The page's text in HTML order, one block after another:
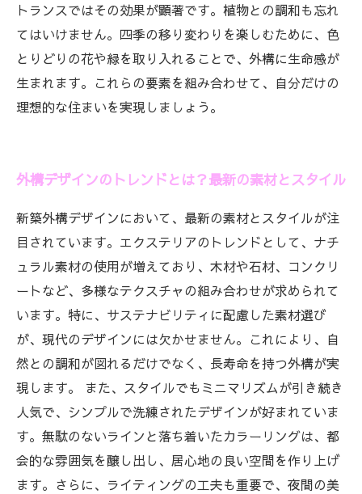
トランスではその効果が顕著です。植物との調和も忘れ
てはいけません。四季の移り変わりを楽しむために、色
とりどりの花や緑を取り入れることで、外構に生命感が
生まれます。これらの要素を組み合わせて、自分だけの
理想的な住まいを実現しましょう。
外構デザインのトレンドとは？最新の素材とスタイル
新築外構デザインにおいて、最新の素材とスタイルが注
目されています。エクステリアのトレンドとして、ナチ
ュラル素材の使用が増えており、木材や石材、コンクリ
ートなど、多様なテクスチャの組み合わせが求められて
います。特に、サステナビリティに配慮した素材選び
が、現代のデザインには欠かせません。これにより、自
然との調和が図れるだけでなく、長寿命を持つ外構が実
現します。 また、スタイルでもミニマリズムが引き続き
人気で、シンプルで洗練されたデザインが好まれていま
す。無駄のないラインと落ち着いたカラーリングは、都
会的な雰囲気を醸し出し、居心地の良い空間を作り上げ
ます。さらに、ライティングの工夫も重要で、夜間の美